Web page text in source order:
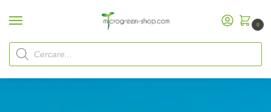
0
Inizio Angelika Fürstler